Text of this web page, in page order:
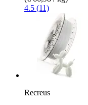
4.5 (11)
Recreus